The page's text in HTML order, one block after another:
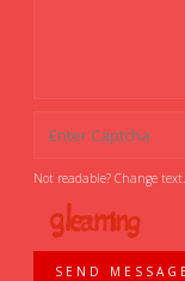
Not readable? Change text.
SEND MESSAGE